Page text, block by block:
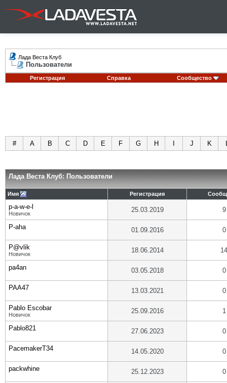
Лада Веста Клуб
Пользователи
Регистрация Справка Сообщество
# A B C D E F G H J K
Лада Веста Клуб: Пользователи
Имя Регистрация
p-a-w-e-l
Новичок 25.03.2019 9
P-aha 01.09.2016 0
P@vlik
Новичок 18.06.2014 14
pa4an 03.05.2018 0
PAA47 13.03.2021 0
Pablo Escobar
Новичок 25.09.2016 1
Pablo821 27.06.2023 0
PacemakerT34 14.05.2020 0
packwhine 25.12.2023 0